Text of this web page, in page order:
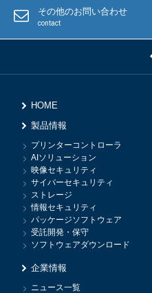
その他のお問い合わせ
contact
HOME
製品情報
プリンターコントローラ
AIソリューション
映像セキュリティ
サイバーセキュリティ
ストレージ
情報セキュリティ
パッケージソフトウェア
受託開発・保守
ソフトウェアダウンロード
企業情報
ニュース一覧